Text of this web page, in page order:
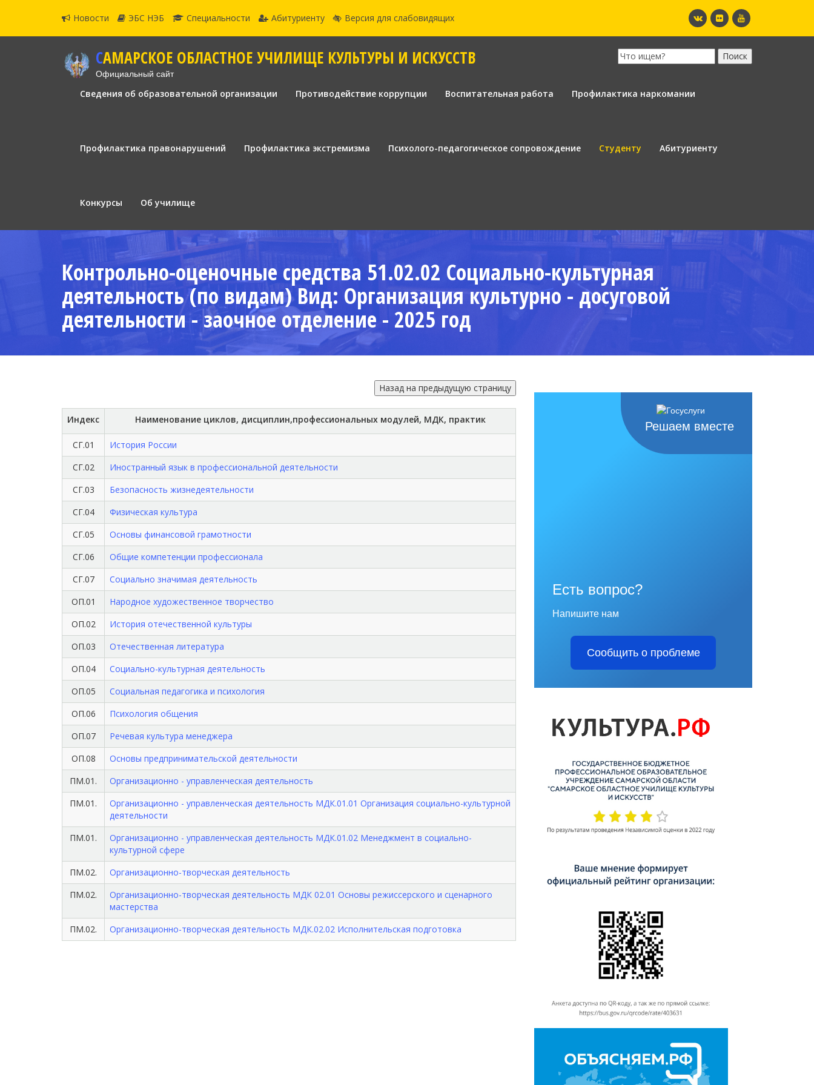
Новости ЭБС НЭБ Специальности Абитуриенту Версия для слабовидящих
САМАРСКОЕ ОБЛАСТНОЕ УЧИЛИЩЕ КУЛЬТУРЫ И ИСКУССТВ
Официальный сайт
Сведения об образовательной организации Противодействие коррупции Воспитательная работа Профилактика наркомании
Профилактика правонарушений Профилактика экстремизма Психолого-педагогическое сопровождение Студенту Абитуриенту
Конкурсы Об училище
Контрольно-оценочные средства 51.02.02 Социально-культурная
деятельность (по видам) Вид: Организация культурно - досуговой
деятельности - заочное отделение - 2025 год
Индекс Наименование циклов, дисциплин,профессиональных модулей, МДК, практик
СГ.01
История России
СГ.02
Иностранный язык в профессиональной деятельности
СГ.03
Безопасность жизнедеятельности
СГ.04
Физическая культура
СГ.05
Основы финансовой грамотности
СГ.06
Общие компетенции профессионала
СГ.07
Социально значимая деятельность
ОП.01
Народное художественное творчество
ОП.02
История отечественной культуры
ОП.03
Отечественная литература
ОП.04
Социально-культурная деятельность
ОП.05
Социальная педагогика и психология
ОП.06
Психология общения
ОП.07
Речевая культура менеджера
ОП.08
Основы предпринимательской деятельности
ПМ.01.
Организационно - управленческая деятельность
ПМ.01.
Организационно - управленческая деятельность МДК.01.01 Организация социально-культурной
деятельности
ПМ.01.
Организационно - управленческая деятельность МДК.01.02 Менеджмент в социально-
культурной сфере
ПМ.02.
Организационно-творческая деятельность
ПМ.02.
Организационно-творческая деятельность МДК 02.01 Основы режиссерского и сценарного
мастерства
ПМ.02.
Организационно-творческая деятельность МДК.02.02 Исполнительская подготовка
Решаем вместе
Есть вопрос?
Напишите нам
Сообщить о проблеме